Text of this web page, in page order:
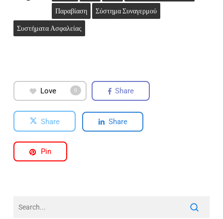
Παραβίαση Σύστημα Συναγερμού
Συστήματα Ασφαλείας
Love 0 Share
Share Share
Pin